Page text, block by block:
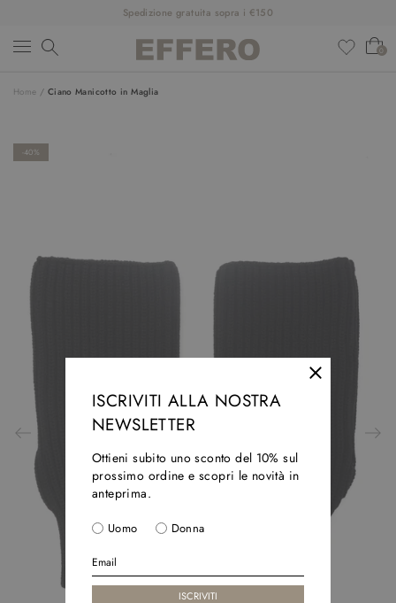
Spedizione gratuita sopra i €150
0
ABBIGLIAMENTO
DESIGNER
OUTFIT
ISCRIVITI ALLA NOSTRA
NEWSLETTER
Ottieni subito uno sconto del 10% sul
prossimo ordine e scopri le novità in
anteprima.
Uomo Donna
Home / Ciano Manicotto in Maglia
-40%